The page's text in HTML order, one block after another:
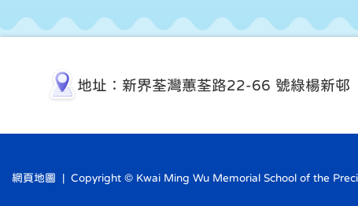
地址：新界荃灣蕙荃路22-66 號綠楊新邨
網頁地圖 | Copyright © Kwai Ming Wu Memorial School of the